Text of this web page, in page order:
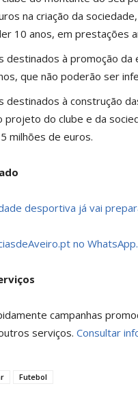
na criação da
10 anos, em prestações
destinados à promoção da
que não poderão ser
destinados à construção
do clube e da
milhões de euros.
desportiva já vai
no WhatsApp.
campanhas
serviços. Consultar
Futebol